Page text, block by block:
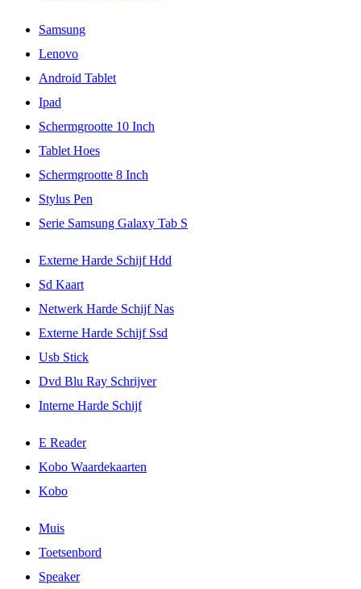
Samsung
Lenovo
Android Tablet
Ipad
Schermgrootte 10 Inch
Tablet Hoes
Schermgrootte 8 Inch
Stylus Pen
Serie Samsung Galaxy Tab S
Externe Harde Schijf Hdd
Sd Kaart
Netwerk Harde Schijf Nas
Externe Harde Schijf Ssd
Usb Stick
Dvd Blu Ray Schrijver
Interne Harde Schijf
E Reader
Kobo Waardekaarten
Kobo
Muis
Toetsenbord
Speaker